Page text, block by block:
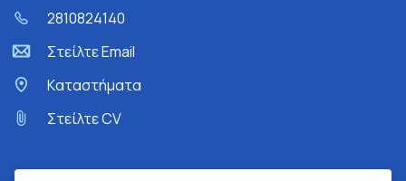
2810824140
Στείλτε Email
Kαταστήματα
Στείλτε CV